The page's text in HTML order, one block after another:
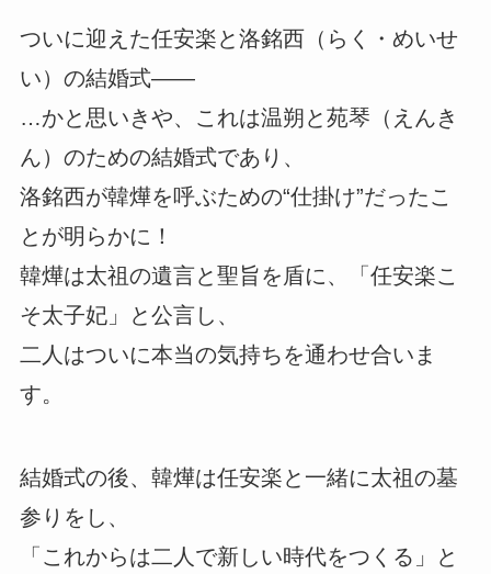
ついに迎えた任安楽と洛銘西（らく・めいせ
い）の結婚式――
…かと思いきや、これは温朔と苑琴（えんき
ん）のための結婚式であり、
洛銘西が韓燁を呼ぶための“仕掛け”だったこ
とが明らかに！
韓燁は太祖の遺言と聖旨を盾に、「任安楽こ
そ太子妃」と公言し、
二人はついに本当の気持ちを通わせ合いま
す。
結婚式の後、韓燁は任安楽と一緒に太祖の墓
参りをし、
「これからは二人で新しい時代をつくる」と